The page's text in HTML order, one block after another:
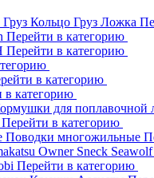
Груз Кольцо Груз Ложка
Перейти в категорию
Перейти в категорию
в категорию
в категорию
для поплавочной
Перейти в категорию
Поводки многожильные
Owner Sneck Seawolf
Перейти в категорию